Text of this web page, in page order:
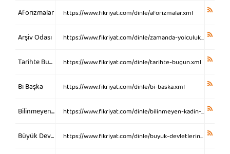
Aforizmalar https://www.fikriyat.com/dinle/aforizmalar.xml
Arşiv Odası https://www.fikriyat.com/dinle/zamanda-yolculuk.xml
Tarihte Bugün https://www.fikriyat.com/dinle/tarihte-bugun.xml
Bi Başka https://www.fikriyat.com/dinle/bi-baska.xml
Bilinmeyen Kadın Hikayeleri https://www.fikriyat.com/dinle/bilinmeyen-kadin-hikayeleri.xml
Büyük Devletlerin Tarihi https://www.fikriyat.com/dinle/buyuk-devletlerin-tarihi.xml